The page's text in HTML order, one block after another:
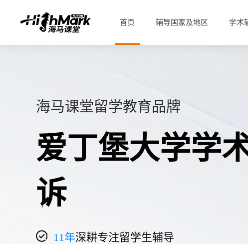
首页 辅导国家及地区 学术
海马课堂留学教育品牌
爱丁堡大学学
诉
11年深耕专注留学生辅导